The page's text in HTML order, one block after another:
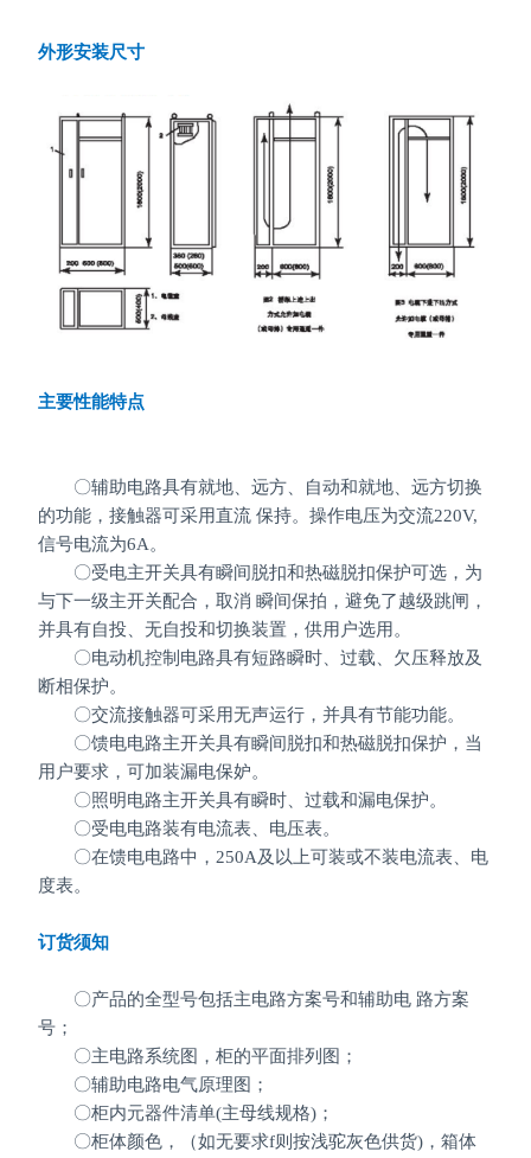
外形安装尺寸
主要性能特点
〇辅助电路具有就地、远方、自动和就地、远方切换
的功能，接触器可采用直流 保持。操作电压为交流220V,
信号电流为6A。
〇受电主开关具有瞬间脱扣和热磁脱扣保护可选，为
与下一级主开关配合，取消 瞬间保拍，避免了越级跳闸，
并具有自投、无自投和切换装置，供用户选用。
〇电动机控制电路具有短路瞬时、过载、欠压释放及
断相保护。
〇交流接触器可采用无声运行，并具有节能功能。
〇馈电电路主开关具有瞬间脱扣和热磁脱扣保护，当
用户要求，可加装漏电保妒。
〇照明电路主开关具有瞬时、过载和漏电保护。
〇受电电路装有电流表、电压表。
〇在馈电电路中，250A及以上可装或不装电流表、电
度表。
订货须知
〇产品的全型号包括主电路方案号和辅助电 路方案
号；
〇主电路系统图，柜的平面排列图；
〇辅助电路电气原理图；
〇柜内元器件清单(主母线规格) ；
〇柜体颜色，（如无要求f则按浅驼灰色供货) ， 箱体